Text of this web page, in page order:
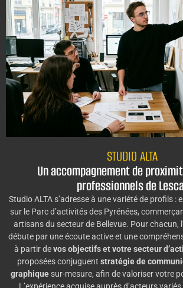
STUDIO ALTA
Un accompagnement de
professionnels de
Studio ALTA s’adresse à une variété de profils :
sur le Parc d’activités des Pyrénées,
artisans du secteur de Bellevue. Pour chacun,
débute par une écoute active et une
à partir devos objectifs et votre secteur
proposées conjuguent stratégie de
graphiquesur-mesure, afin de valoriser votre
L’expérience acquise auprès d’acteurs